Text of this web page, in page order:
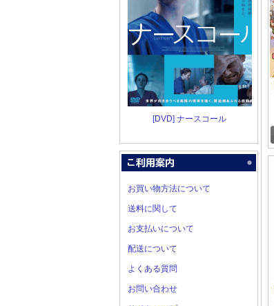
[DVD] ナースコール
お買い物方法について
送料に関して
お支払いについて
配送について
よくある質問
お問い合わせ